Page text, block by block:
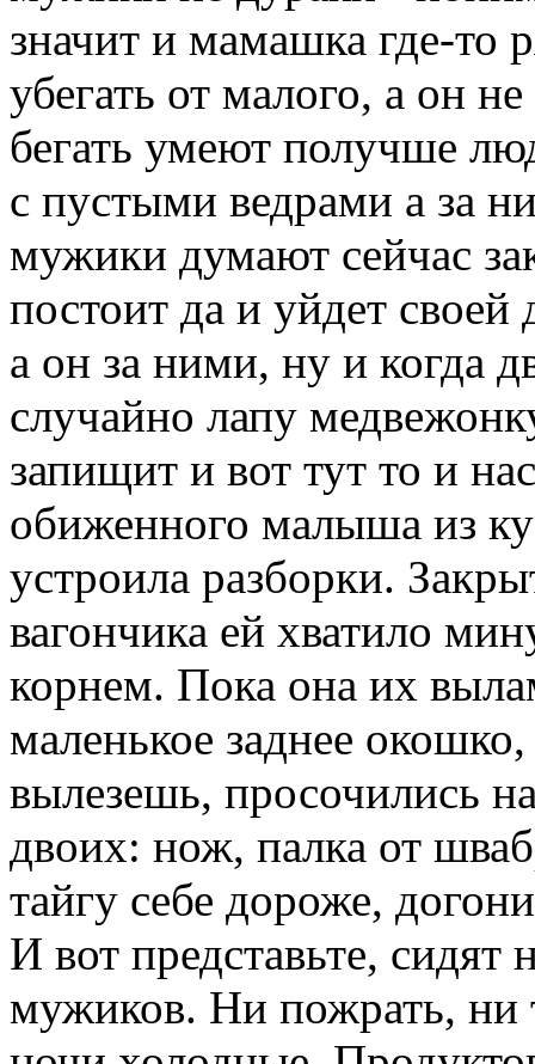
значит и мамашка где-то
убегать от малого, а он
бегать умеют получше
с пустыми ведрами а за
мужики думают сейчас
постоит да и уйдет
а он за ними, ну и когда
случайно лапу
запищит и вот тут то и
обиженного малыша из
устроила разборки.
вагончика ей хватило
корнем. Пока она их
маленькое заднее
вылезешь, просочились
двоих: нож, палка от
тайгу себе дороже,
И вот представьте,
мужиков. Ни пожрать, ни